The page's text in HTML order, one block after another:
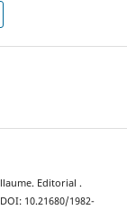
Editorial .
10.21680/1982-